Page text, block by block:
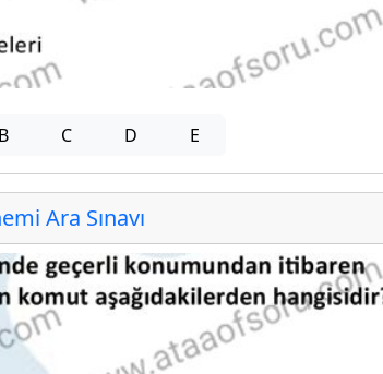
B C D E
Ara Sınavı